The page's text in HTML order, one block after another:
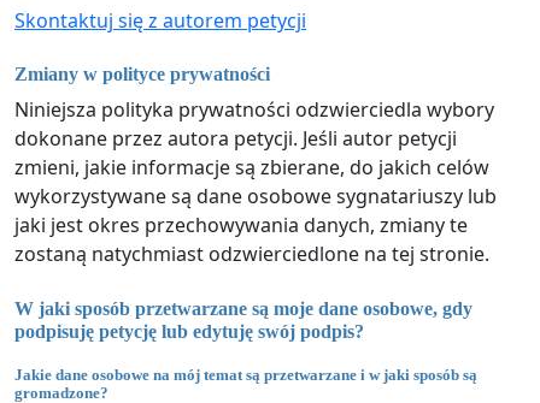
Skontaktuj się z autorem petycji
Zmiany w polityce prywatności
Niniejsza polityka prywatności odzwierciedla wybory
dokonane przez autora petycji. Jeśli autor petycji
zmieni, jakie informacje są zbierane, do jakich celów
wykorzystywane są dane osobowe sygnatariuszy lub
jaki jest okres przechowywania danych, zmiany te
zostaną natychmiast odzwierciedlone na tej stronie.
W jaki sposób przetwarzane są moje dane osobowe, gdy
podpisuję petycję lub edytuję swój podpis?
Jakie dane osobowe na mój temat są przetwarzane i w jaki sposób są
gromadzone?